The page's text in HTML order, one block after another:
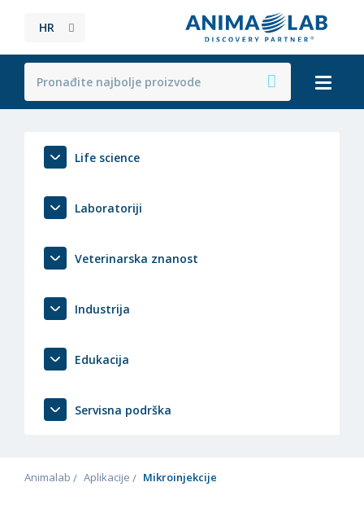
HR
Life science
Laboratoriji
Veterinarska znanost
Industrija
Edukacija
Servisna podrška
Animalab Aplikacije Mikroinjekcije